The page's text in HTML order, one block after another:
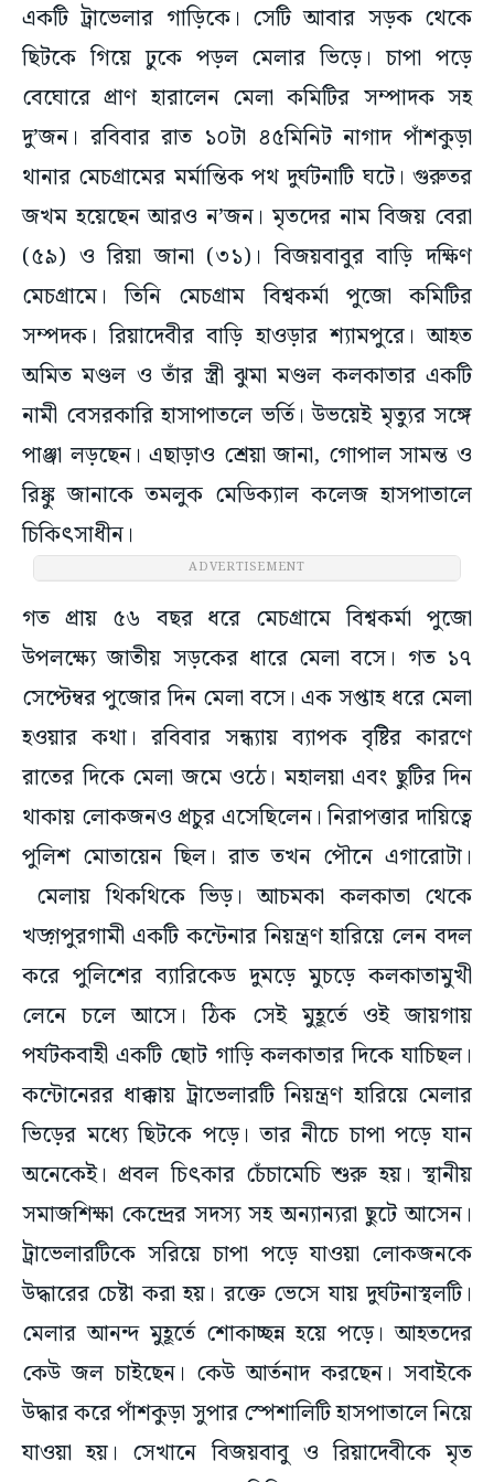
একটি ট্রাভেলার গাড়িকে। সেটি আবার সড়ক থেকে
ছিটকে গিয়ে ঢুকে পড়ল মেলার ভিড়ে। চাপা পড়ে
বেঘোরে প্রাণ হারালেন মেলা কমিটির সম্পাদক সহ
দু’জন। রবিবার রাত ১০টা ৪৫মিনিট নাগাদ পাঁশকুড়া
থানার মেচগ্রামের মর্মান্তিক পথ দুর্ঘটনাটি ঘটে। গুরুতর
জখম হয়েছেন আরও ন’জন। মৃতদের নাম বিজয় বেরা
(৫৯) ও রিয়া জানা (৩১)। বিজয়বাবুর বাড়ি দক্ষিণ
মেচগ্রামে। তিনি মেচগ্রাম বিশ্বকর্মা পুজো কমিটির
সম্পদক। রিয়াদেবীর বাড়ি হাওড়ার শ্যামপুরে। আহত
অমিত মণ্ডল ও তাঁর স্ত্রী ঝুমা মণ্ডল কলকাতার একটি
নামী বেসরকারি হাসাপাতলে ভর্তি। উভয়েই মৃত্যুর সঙ্গে
পাঞ্জা লড়ছেন। এছাড়াও শ্রেয়া জানা, গোপাল সামন্ত ও
রিঙ্কু জানাকে তমলুক মেডিক্যাল কলেজ হাসপাতালে
চিকিৎসাধীন।
ADVERTISEMENT
গত প্রায় ৫৬ বছর ধরে মেচগ্রামে বিশ্বকর্মা পুজো
উপলক্ষ্যে জাতীয় সড়কের ধারে মেলা বসে। গত ১৭
সেপ্টেম্বর পুজোর দিন মেলা বসে। এক সপ্তাহ ধরে মেলা
হওয়ার কথা। রবিবার সন্ধ্যায় ব্যাপক বৃষ্টির কারণে
রাতের দিকে মেলা জমে ওঠে। মহালয়া এবং ছুটির দিন
থাকায় লোকজনও প্রচুর এসেছিলেন। নিরাপত্তার দায়িত্বে
পুলিশ মোতায়েন ছিল। রাত তখন পৌনে এগারোটা।
মেলায় থিকথিকে ভিড়। আচমকা কলকাতা থেকে
খড়্গপুরগামী একটি কন্টেনার নিয়ন্ত্রণ হারিয়ে লেন বদল
করে পুলিশের ব্যারিকেড দুমড়ে মুচড়ে কলকাতামুখী
লেনে চলে আসে। ঠিক সেই মুহূর্তে ও‌ই জায়গায়
পর্যটকবাহী একটি ছোট গাড়ি কলকাতার দিকে যাচিছল।
কন্টোনেরর ধাক্কায় ট্রাভেলারটি নিয়ন্ত্রণ হারিয়ে মেলার
ভিড়ের মধ্যে ছিটকে পড়ে। তার নীচে চাপা পড়ে যান
অনেকেই। প্রবল চিৎকার চেঁচামেচি শুরু হয়। স্থানীয়
সমাজশিক্ষা কেন্দ্রের সদস্য সহ অন্যান্যরা ছুটে আসেন।
ট্রাভেলারটিকে সরিয়ে চাপা পড়ে যাওয়া লোকজনকে
উদ্ধারের চেষ্টা করা হয়। রক্তে ভেসে যায় দুর্ঘটনাস্থলটি।
মেলার আনন্দ মুহূর্তে শোকাচ্ছন্ন হয়ে পড়ে। আহতদের
কেউ জল চাইছেন। কেউ আর্তনাদ করছেন। সবাইকে
উদ্ধার করে পাঁশকুড়া সুপার স্পেশালিটি হাসপাতালে নিয়ে
যাওয়া হয়। সেখানে বিজয়বাবু ও রিয়াদেবীকে মৃত